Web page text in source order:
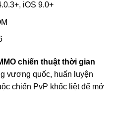
iOS 9.0+
chiến thuật thời gian
vương quốc, huấn luyện
chiến PvP khốc liệt để mở